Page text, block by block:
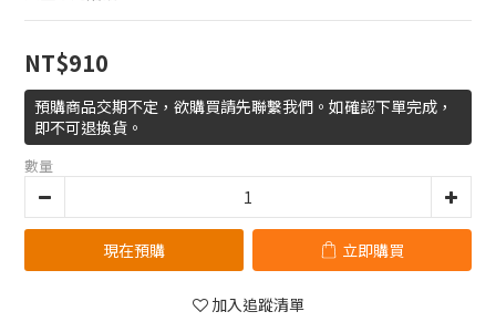
NT$910
預購商品交期不定，欲購買請先聯繫我們。如確認下單完成，
即不可退換貨。
數量
現在預購 立即購買
加入追蹤清單